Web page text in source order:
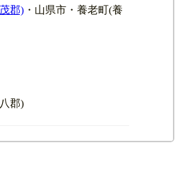
郡)・山県市・養老町(養
郡)